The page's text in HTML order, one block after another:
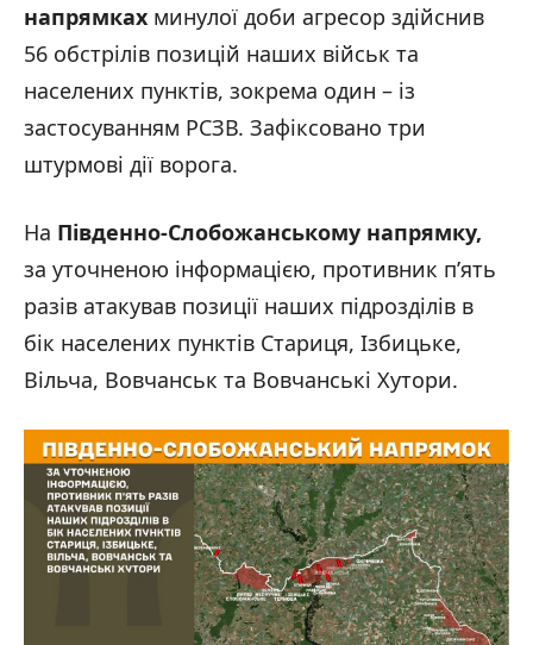
напрямках минулої доби агресор здійснив
56 обстрілів позицій наших військ та
населених пунктів, зокрема один – із
застосуванням РСЗВ. Зафіксовано три
штурмові дії ворога.
На Південно-Слобожанському напрямку,
за уточненою інформацією, противник п’ять
разів атакував позиції наших підрозділів в
бік населених пунктів Стариця, Ізбицьке,
Вільча, Вовчанськ та Вовчанські Хутори.